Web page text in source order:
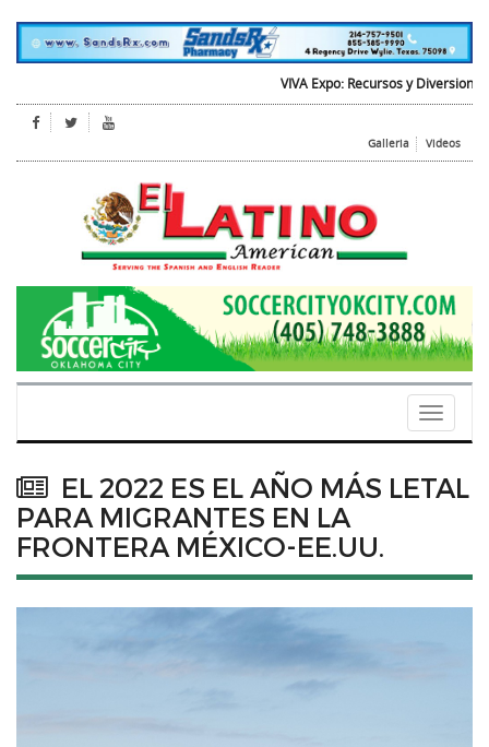
VIVA Expo: Recursos y Diversion para
Galleria Videos
Toggle
EL 2022 ES EL AÑO MÁS LETAL
PARA MIGRANTES EN LA
FRONTERA MÉXICO-EE.UU.